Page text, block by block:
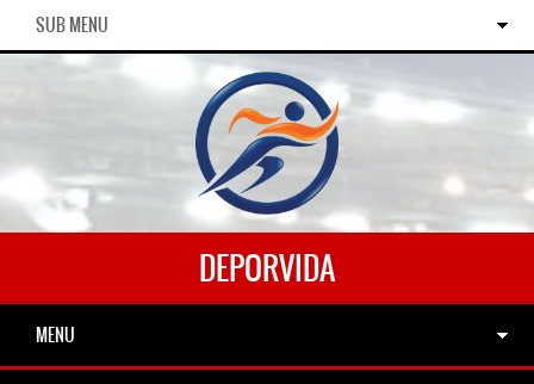
SUB MENU
DEPORVIDA
MENU